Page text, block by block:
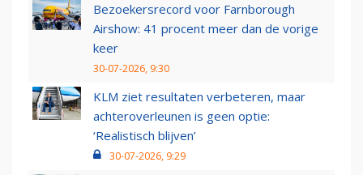
Bezoekersrecord voor Farnborough
Airshow: 41 procent meer dan de vorige
keer
30-07-2026, 9:30
KLM ziet resultaten verbeteren, maar
achteroverleunen is geen optie:
‘Realistisch blijven’
30-07-2026, 9:29